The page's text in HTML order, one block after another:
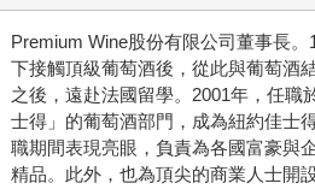
Premium Wine股份有限公司董事長
下接觸頂級葡萄酒後，從此與葡萄酒
之後，遠赴法國留學。2001年，任職
士得」的葡萄酒部門，成為紐約佳士
職期間表現亮眼，負責為各國富豪與
精品。此外，也為頂尖的商業人士開